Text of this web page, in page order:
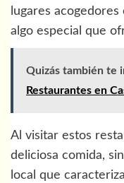
lugares
algo especial que
Quizás también te
Restaurantes en
Al visitar estos
deliciosa comida,
local que